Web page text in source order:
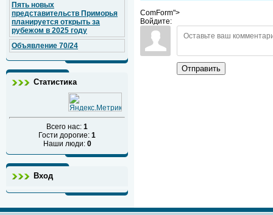
Пять новых
представительств Приморья
планируется открыть за
рубежом в 2025 году
Объявление 70/24
Статистика
Всего нас: 1
Гости дорогие: 1
Наши люди: 0
Вход
ComForm">
Войдите:
Отправить